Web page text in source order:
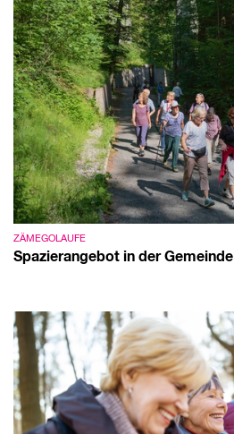
ZÄMEGOLAUFE
Spazierangebot in der Gemeinde